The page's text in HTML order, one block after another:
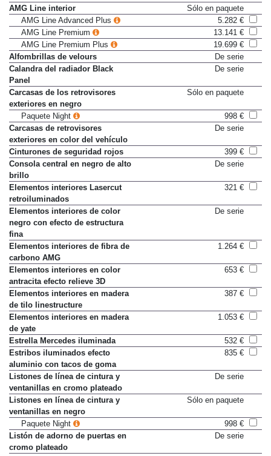
AMG Line Premium Plus
19.699 €
AMG Line interior
Sólo en paquete
AMG Line Advanced Plus
5.282 €
AMG Line Premium
13.141 €
AMG Line Premium Plus
19.699 €
Alfombrillas de velours
De serie
Calandra del radiador Black
Panel
Carcasas de los retrovisores
exteriores en negro
Paquete Night
998 €
Carcasas de retrovisores
exteriores en color del vehículo
Cinturones de seguridad rojos
399 €
Consola central en negro de alto
brillo
Elementos interiores Lasercut
retroiluminados
Elementos interiores de color
negro con efecto de estructura
fina
Elementos interiores de fibra de
carbono AMG
Elementos interiores en color
antracita efecto relieve 3D
Elementos interiores en madera
de tilo linestructure
Elementos interiores en madera
de yate
Estrella Mercedes iluminada
532 €
Estribos iluminados efecto
aluminio con tacos de goma
Listones de línea de cintura y
ventanillas en cromo plateado
Listones en línea de cintura y
ventanillas en negro
Paquete Night
998 €
Listón de adorno de puertas en